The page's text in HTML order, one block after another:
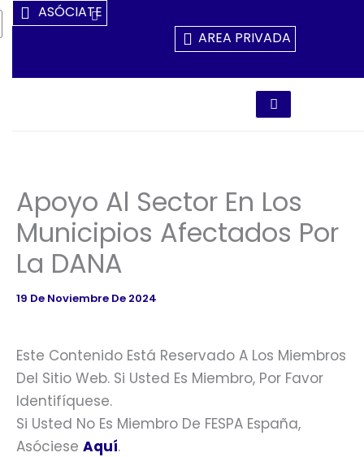
Ir
Al
ASÓCIATE
AREA PRIVADA
Apoyo Al Sector En Los
Municipios Afectados Por
La DANA
19 De Noviembre De 2024
Este Contenido Está Reservado A Los Miembros
Del Sitio Web. Si Usted Es Miembro, Por Favor
Identifíquese.
Si Usted No Es Miembro De FESPA España,
Asóciese Aquí.